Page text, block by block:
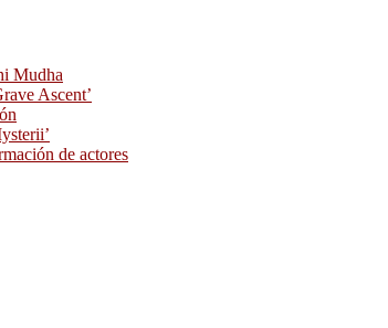
Mudha
Ascent’
de actores